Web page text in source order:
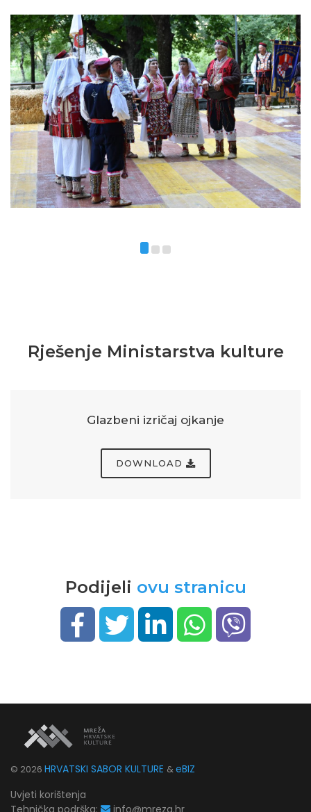
Rješenje Ministarstva kulture
Glazbeni izričaj ojkanje
DOWNLOAD
Podijeli ovu stranicu
© 2026 HRVATSKI SABOR KULTURE &eBIZ
Uvjeti korištenja
Tehnička podrška:
info@mreza.hr